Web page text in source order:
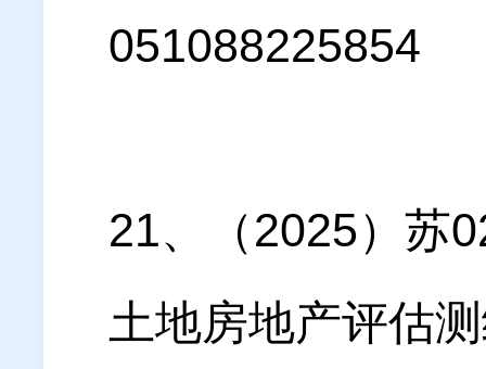
051088225854
21、（2025）苏
土地房地产评估